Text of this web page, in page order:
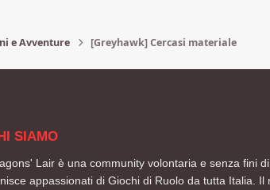
e Avventure [Greyhawk] Cercasi materiale
SIAMO
Lair è una community volontaria e senza fini
appassionati di Giochi di Ruolo da tutta Italia. Il